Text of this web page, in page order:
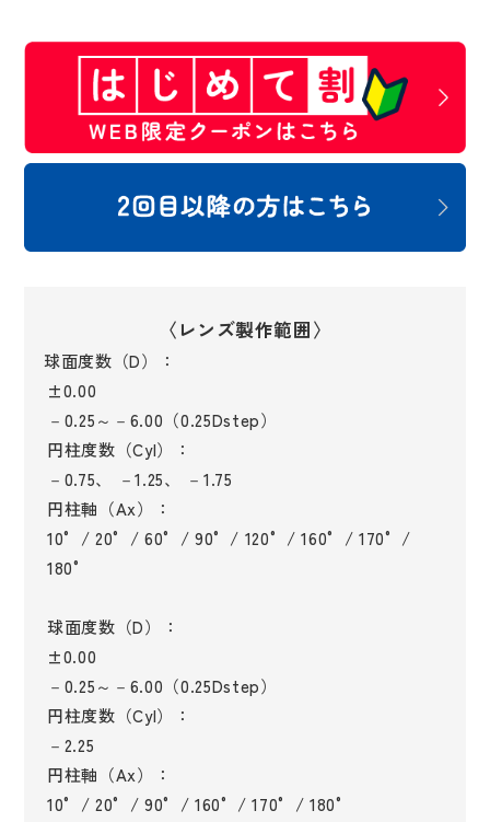
〈レンズ製作範囲〉
球面度数（D）：
±0.00
－0.25～－6.00（0.25Dstep）
円柱度数（Cyl）：
－0.75、 －1.25、 －1.75
円柱軸（Ax）：
10° / 20° / 60° / 90° / 120° / 160° / 170° /
180°
球面度数（D）：
±0.00
－0.25～－6.00（0.25Dstep）
円柱度数（Cyl）：
－2.25
円柱軸（Ax）：
10° / 20° / 90° / 160° / 170° / 180°